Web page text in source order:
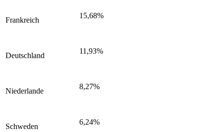
Frankreich
15,68%
Deutschland
11,93%
Niederlande
8,27%
Schweden
6,24%